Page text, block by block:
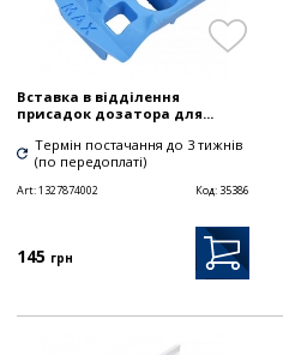
Вставка в відділення
присадок дозатора для...
Термін постачання до 3 тижнів
(по передоплаті)
Art:1327874002 Код: 35386
145 грн